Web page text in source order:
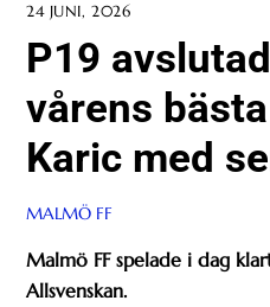
24 JUNI, 2026
P19
vårens
Karic med
MALMÖ FF
Malmö FF spelade i dag
Allsvenskan.